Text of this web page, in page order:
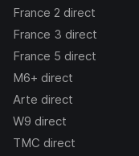
France 2 direct
France 3 direct
France 5 direct
M6+ direct
Arte direct
W9 direct
TMC direct